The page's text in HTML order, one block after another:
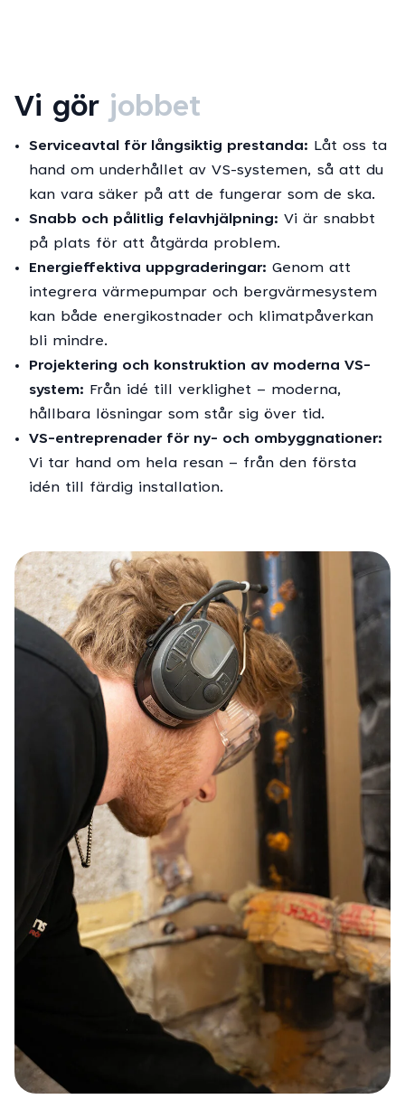
Vi gör jobbet
Serviceavtal för långsiktig prestanda: Låt oss ta
hand om underhållet av VS-systemen, så att du
kan vara säker på att de fungerar som de ska.
Snabb och pålitlig felavhjälpning: Vi är snabbt
på plats för att åtgärda problem.
Energieffektiva uppgraderingar: Genom att
integrera värmepumpar och bergvärmesystem
kan både energikostnader och klimatpåverkan
bli mindre.
Projektering och konstruktion av moderna VS-
system: Från idé till verklighet – moderna,
hållbara lösningar som står sig över tid.
VS-entreprenader för ny- och ombyggnationer:
Vi tar hand om hela resan – från den första
idén till färdig installation.